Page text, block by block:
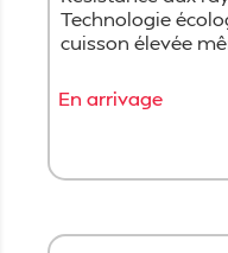
Technologie
cuisson élevée
En arrivage